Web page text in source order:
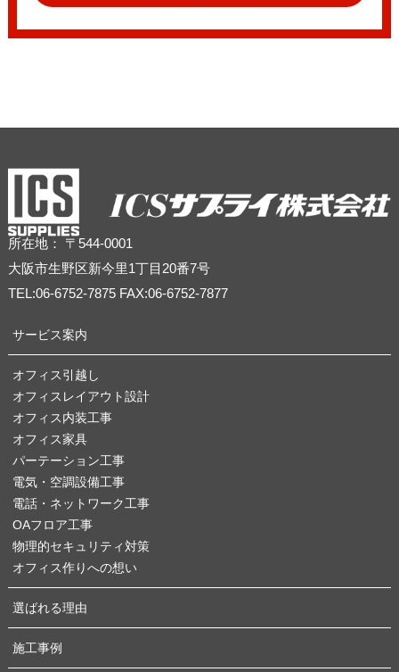
所在地： 〒544-0001
大阪市生野区新今里1丁目20番7号
TEL:06-6752-7875 FAX:06-6752-7877
サービス案内
オフィス引越し
オフィスレイアウト設計
オフィス内装工事
オフィス家具
パーテーション工事
電気・空調設備工事
電話・ネットワーク工事
OAフロア工事
物理的セキュリティ対策
オフィス作りへの想い
選ばれる理由
施工事例